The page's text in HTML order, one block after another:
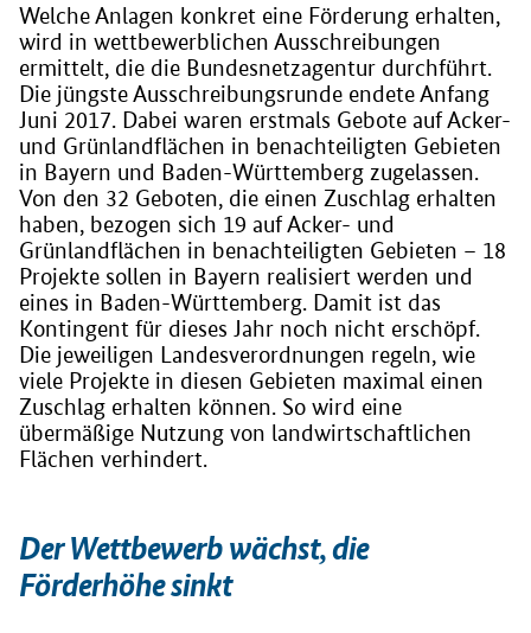
Welche Anlagen konkret eine Förderung erhalten,
wird in wettbewerblichen Ausschreibungen
ermittelt, die die Bundesnetzagentur durchführt.
Die jüngste Ausschreibungsrunde endete Anfang
Juni 2017. Dabei waren erstmals Gebote auf Acker-
und Grünlandflächen in benachteiligten Gebieten
in Bayern und Baden-Württemberg zugelassen.
Von den 32 Geboten, die einen Zuschlag erhalten
haben, bezogen sich 19 auf Acker- und
Grünlandflächen in benachteiligten Gebieten – 18
Projekte sollen in Bayern realisiert werden und
eines in Baden-Württemberg. Damit ist das
Kontingent für dieses Jahr noch nicht erschöpf.
Die jeweiligen Landesverordnungen regeln, wie
viele Projekte in diesen Gebieten maximal einen
Zuschlag erhalten können. So wird eine
übermäßige Nutzung von landwirtschaftlichen
Flächen verhindert.
Der Wettbewerb wächst, die
Förderhöhe sinkt